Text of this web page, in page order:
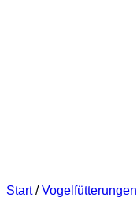
Start / Vogelfütterungen